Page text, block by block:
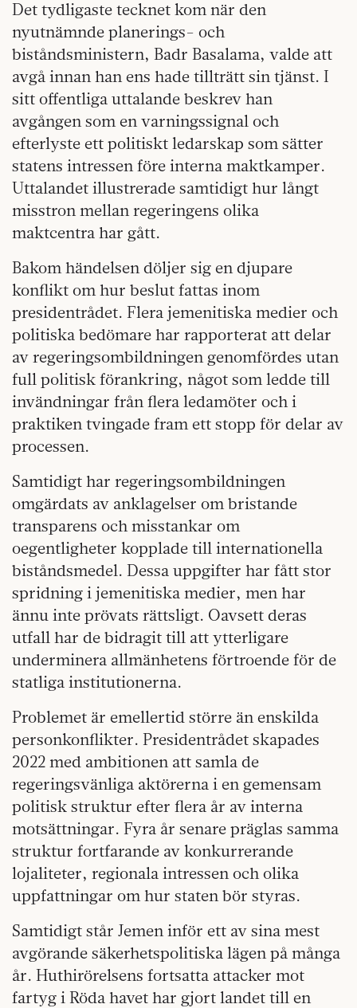
Det tydligaste tecknet kom när den
nyutnämnde planerings- och
biståndsministern, Badr Basalama, valde att
avgå innan han ens hade tillträtt sin tjänst. I
sitt offentliga uttalande beskrev han
avgången som en varningssignal och
efterlyste ett politiskt ledarskap som sätter
statens intressen före interna maktkamper.
Uttalandet illustrerade samtidigt hur långt
misstron mellan regeringens olika
maktcentra har gått.
Bakom händelsen döljer sig en djupare
konflikt om hur beslut fattas inom
presidentrådet. Flera jemenitiska medier och
politiska bedömare har rapporterat att delar
av regeringsombildningen genomfördes utan
full politisk förankring, något som ledde till
invändningar från flera ledamöter och i
praktiken tvingade fram ett stopp för delar av
processen.
Samtidigt har regeringsombildningen
omgärdats av anklagelser om bristande
transparens och misstankar om
oegentligheter kopplade till internationella
biståndsmedel. Dessa uppgifter har fått stor
spridning i jemenitiska medier, men har
ännu inte prövats rättsligt. Oavsett deras
utfall har de bidragit till att ytterligare
underminera allmänhetens förtroende för de
statliga institutionerna.
Problemet är emellertid större än enskilda
personkonflikter. Presidentrådet skapades
2022 med ambitionen att samla de
regeringsvänliga aktörerna i en gemensam
politisk struktur efter flera år av interna
motsättningar. Fyra år senare präglas samma
struktur fortfarande av konkurrerande
lojaliteter, regionala intressen och olika
uppfattningar om hur staten bör styras.
Samtidigt står Jemen inför ett av sina mest
avgörande säkerhetspolitiska lägen på många
år. Huthirörelsens fortsatta attacker mot
fartyg i Röda havet har gjort landet till en